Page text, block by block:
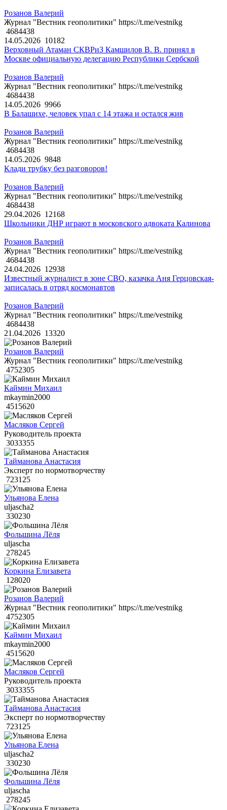
Розанов Валерий
Журнал "Вестник геополитики" https://t.me/vestnikg
4684438
14.05.2026 10182
Верховный Атаман СКВРиЗ Камшилов В. В. принял в
Москве официальную делегацию Республики Сербской
Розанов Валерий
Журнал "Вестник геополитики" https://t.me/vestnikg
4684438
14.05.2026 9966
В Балашихе, человек упал с 14 этажа и остался жив
Розанов Валерий
Журнал "Вестник геополитики" https://t.me/vestnikg
4684438
14.05.2026 9848
Клади трубку без разговоров!
Розанов Валерий
Журнал "Вестник геополитики" https://t.me/vestnikg
4684438
29.04.2026 12168
Школьники ДНР играют в московского адвоката Калинова
Розанов Валерий
Журнал "Вестник геополитики" https://t.me/vestnikg
4684438
24.04.2026 12938
Известный журналист в зоне СВО, казачка Аня Герцовская-
записалась в отряд космонавтов
Розанов Валерий
Журнал "Вестник геополитики" https://t.me/vestnikg
4684438
21.04.2026 13320
Розанов Валерий
Журнал "Вестник геополитики" https://t.me/vestnikg
4752305
Каймин Михаил
mkaymin2000
4515620
Масляков Сергей
Руководитель проекта
3033355
Тайманова Анастасия
Эксперт по нормотворчеству
723125
Ульянова Елена
uljascha2
330230
Фольшина Лёля
uljascha
278245
Коркина Елизавета
128020
Розанов Валерий
Журнал "Вестник геополитики" https://t.me/vestnikg
4752305
Каймин Михаил
mkaymin2000
4515620
Масляков Сергей
Руководитель проекта
3033355
Тайманова Анастасия
Эксперт по нормотворчеству
723125
Ульянова Елена
uljascha2
330230
Фольшина Лёля
uljascha
278245